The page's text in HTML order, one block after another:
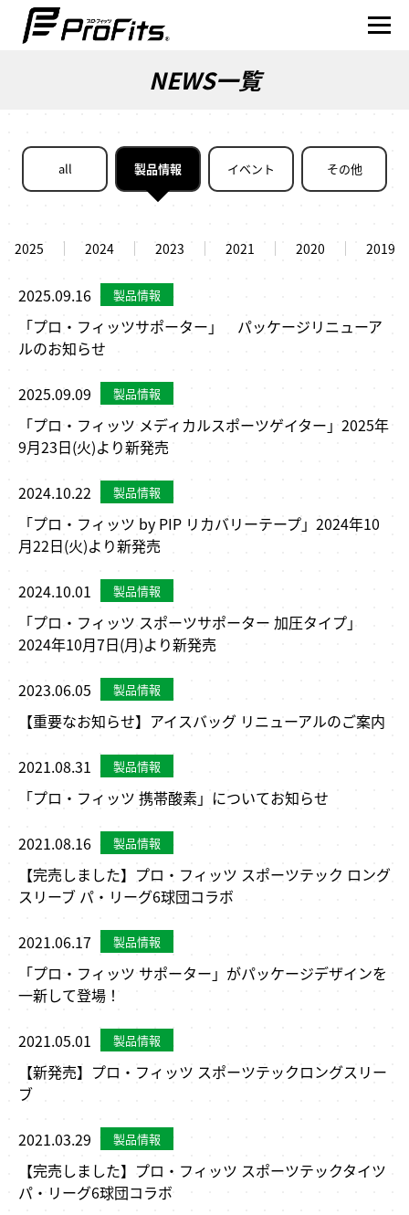
NEWS一覧
製品ラインナップ
テーピング貼り方動画
賢くスポーツを楽しむ
NEWS一覧
all 製品情報 イベント その他
2025 2024 2023 2021 2020 2019
2025.09.16
「プロ・フィッツサポーター」 パッケージリニューア
ルのお知らせ
2025.09.09
「プロ・フィッツ メディカルスポーツゲイター」2025年
9月23日(火)より新発売
2024.10.22
「プロ・フィッツ by PIP リカバリーテープ」2024年10
月22日(火)より新発売
2024.10.01
「プロ・フィッツ スポーツサポーター 加圧タイプ」
2024年10月7日(月)より新発売
2023.06.05
【重要なお知らせ】アイスバッグ リニューアルのご案内
2021.08.31
「プロ・フィッツ 携帯酸素」についてお知らせ
2021.08.16
【完売しました】プロ・フィッツ スポーツテック ロング
スリーブ パ・リーグ6球団コラボ
2021.06.17
「プロ・フィッツ サポーター」がパッケージデザインを
一新して登場！
2021.05.01
【新発売】プロ・フィッツ スポーツテックロングスリー
ブ
2021.03.29
【完売しました】プロ・フィッツ スポーツテックタイツ
パ・リーグ6球団コラボ